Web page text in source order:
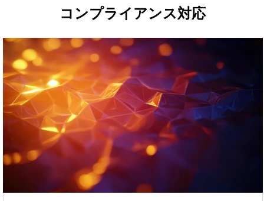
コンプライアンス対応